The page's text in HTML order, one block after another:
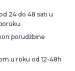
24 do 48 sati u
porudžbine
u roku od 12-48h